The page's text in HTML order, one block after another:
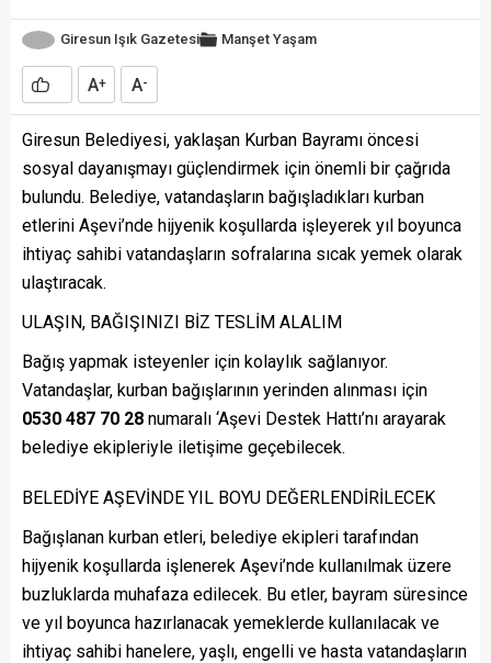
Giresun Işık Gazetesi Manşet Yaşam
A+ A-
Giresun Belediyesi, yaklaşan Kurban Bayramı öncesi
sosyal dayanışmayı güçlendirmek için önemli bir çağrıda
bulundu. Belediye, vatandaşların bağışladıkları kurban
etlerini Aşevi’nde hijyenik koşullarda işleyerek yıl boyunca
ihtiyaç sahibi vatandaşların sofralarına sıcak yemek olarak
ulaştıracak.
ULAŞIN, BAĞIŞINIZI BİZ TESLİM ALALIM
Bağış yapmak isteyenler için kolaylık sağlanıyor.
Vatandaşlar, kurban bağışlarının yerinden alınması için
0530 487 70 28 numaralı ‘Aşevi Destek Hattı’nı arayarak
belediye ekipleriyle iletişime geçebilecek.
BELEDİYE AŞEVİNDE YIL BOYU DEĞERLENDİRİLECEK
Bağışlanan kurban etleri, belediye ekipleri tarafından
hijyenik koşullarda işlenerek Aşevi’nde kullanılmak üzere
buzluklarda muhafaza edilecek. Bu etler, bayram süresince
ve yıl boyunca hazırlanacak yemeklerde kullanılacak ve
ihtiyaç sahibi hanelere, yaşlı, engelli ve hasta vatandaşların